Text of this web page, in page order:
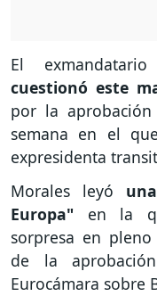
El
cuestionó este
por la
semana en el
expresidenta
Morales leyó
Europa" en la
sorpresa en
de la
Eurocámara sobre